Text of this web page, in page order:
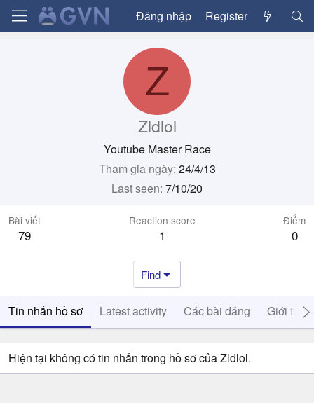
Đăng nhập Register
Z
Zldlol
Youtube Master Race
Tham gia ngày 24/4/13
Last seen 7/10/20
Bài viết
79
Reaction score
1
Điểm
0
Find
Tin nhắn hồ sơ Latest activity Các bài đăng Giới thiệu
Hiện tại không có tin nhắn trong hồ sơ của Zldlol.